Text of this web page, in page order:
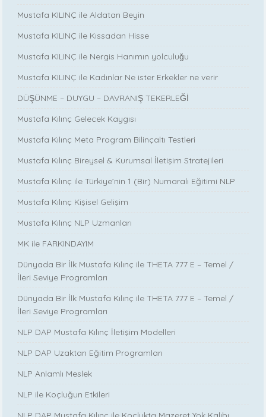
Mustafa KILINÇ ile Aldatan Beyin
Mustafa KILINÇ ile Kıssadan Hisse
Mustafa KILINÇ ile Nergis Hanımın yolculuğu
Mustafa KILINÇ ile Kadınlar Ne ister Erkekler ne verir
DÜŞÜNME – DUYGU – DAVRANIŞ TEKERLEĞİ
Mustafa Kılınç Gelecek Kaygısı
Mustafa Kılınç Meta Program Bilinçaltı Testleri
Mustafa Kılınç Bireysel & Kurumsal İletişim Stratejileri
Mustafa Kılınç ile Türkiye’nin 1 (Bir) Numaralı Eğitimi NLP
Mustafa Kılınç Kişisel Gelişim
Mustafa Kılınç NLP Uzmanları
MK ile FARKINDAYIM
Dünyada Bir İlk Mustafa Kılınç ile THETA 777 E – Temel /
İleri Seviye Programları
Dünyada Bir İlk Mustafa Kılınç ile THETA 777 E – Temel /
İleri Seviye Programları
NLP DAP Mustafa Kılınç İletişim Modelleri
NLP DAP Uzaktan Eğitim Programları
NLP Anlamlı Meslek
NLP ile Koçluğun Etkileri